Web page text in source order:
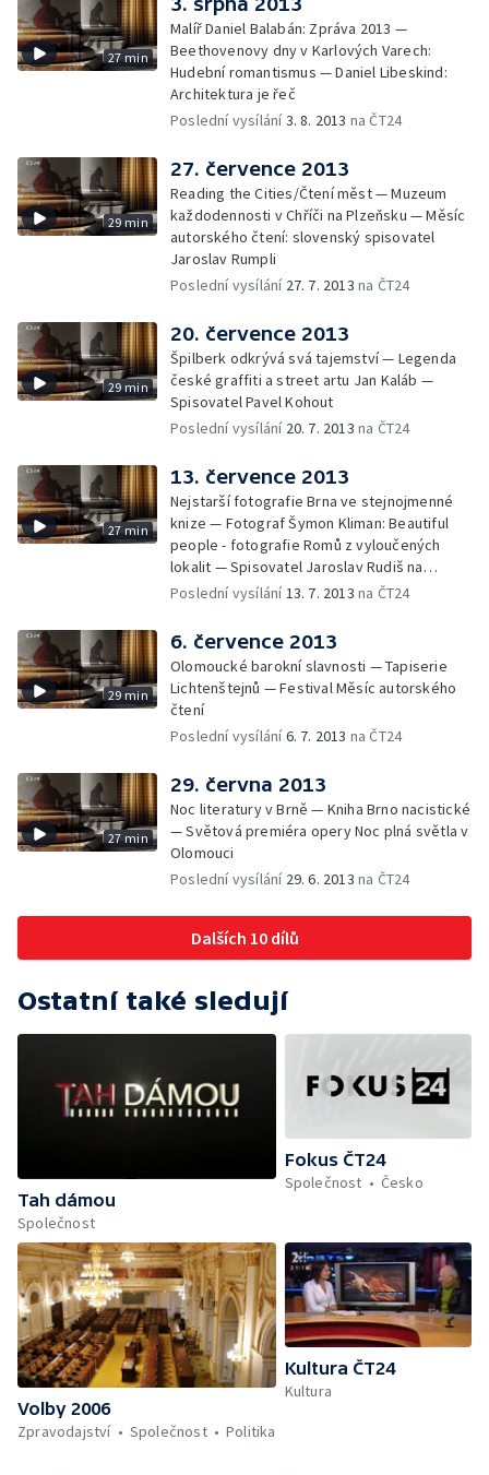
27 min
Malíř Daniel Balabán: Zpráva 2013 —
Beethovenovy dny v Karlových Varech:
Hudební romantismus — Daniel Libeskind:
Architektura je řeč
Poslední vysílání3. 8. 2013 na ČT24
29 min
27. července 2013
Reading the Cities/Čtení měst — Muzeum
každodennosti v Chříči na Plzeňsku — Měsíc
autorského čtení: slovenský spisovatel
Jaroslav Rumpli
Poslední vysílání 27. 7. 2013 na ČT24
29 min
20. července 2013
Špilberk odkrývá svá tajemství — Legenda
české graffiti a street artu Jan Kaláb —
Spisovatel Pavel Kohout
Poslední vysílání 20. 7. 2013 na ČT24
27 min
13. července 2013
Nejstarší fotografie Brna ve stejnojmenné
knize — Fotograf Šymon Kliman: Beautiful
people - fotografie Romů z vyloučených
lokalit — Spisovatel Jaroslav Rudiš na
festivalu Měsíc autorského čtení
Poslední vysílání 13. 7. 2013 na ČT24
29 min
6. července 2013
Olomoucké barokní slavnosti — Tapiserie
Lichtenštejnů — Festival Měsíc autorského
čtení
Poslední vysílání6. 7. 2013 na ČT24
27 min
29. června 2013
Noc literatury v Brně — Kniha Brno nacistické
— Světová premiéra opery Noc plná světla v
Olomouci
Poslední vysílání 29. 6. 2013 na ČT24
Dalších 10 dílů
Ostatní také sledují
Tah dámou
Společnost
Fokus ČT24
Společnost
Česko
Volby 2006
Zpravodajství
Společnost Politika
Kultura ČT24
Kultura